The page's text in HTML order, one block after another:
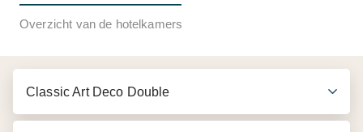
Overzicht van de hotelkamers
Classic Art Deco Double